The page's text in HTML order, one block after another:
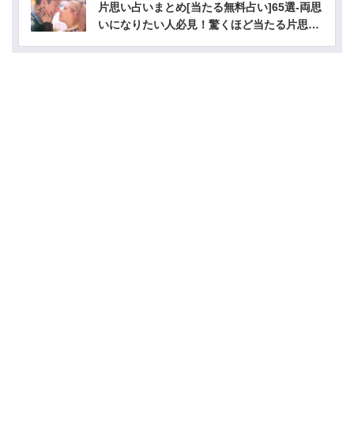
片思い占いまとめ[当たる無料占い]65選-両思
いになりたい人必見！驚くほど当たる片思い